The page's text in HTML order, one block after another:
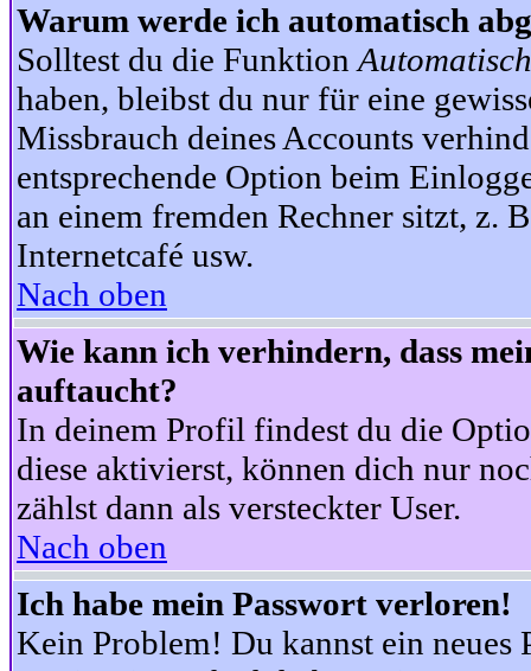
Warum werde ich automatisch
Solltest du die Funktion
haben, bleibst du nur für eine
Missbrauch deines Accounts
entsprechende Option beim
an einem fremden Rechner sitzt, z.
Internetcafé usw.
Nach oben
Wie kann ich verhindern, dass
auftaucht?
In deinem Profil findest du die
diese aktivierst, können dich nur
zählst dann als versteckter User.
Nach oben
Ich habe mein Passwort verloren!
Kein Problem! Du kannst ein neues